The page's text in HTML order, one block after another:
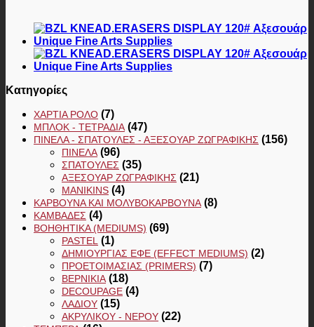
Κατηγορίες
ΧΑΡΤΙΆ ΡΟΛΌ (7)
ΜΠΛΟΚ - ΤΕΤΡΆΔΙΑ (47)
ΠΙΝΈΛΑ - ΣΠΆΤΟΥΛΕΣ - ΑΞΕΣΟΥΆΡ ΖΩΓΡΑΦΙΚΉΣ (156)
ΠΙΝΈΛΑ (96)
ΣΠΆΤΟΥΛΕΣ (35)
ΑΞΕΣΟΥΆΡ ΖΩΓΡΑΦΙΚΉΣ (21)
MANIKINS (4)
ΚΆΡΒΟΥΝΑ ΚΑΙ ΜΟΛΥΒΟΚΆΡΒΟΥΝΑ (8)
ΚΑΜΒΆΔΕΣ (4)
ΒΟΗΘΗΤΙΚΆ (MEDIUMS) (69)
PASTEL (1)
ΔΗΜΙΟΥΡΓΊΑΣ ΕΦΈ (EFFECT MEDIUMS) (2)
ΠΡΟΕΤΟΙΜΑΣΊΑΣ (PRIMERS) (7)
ΒΕΡΝΊΚΙΑ (18)
DECOUPAGE (4)
ΛΑΔΙΟΎ (15)
ΑΚΡΥΛΙΚΟΎ - ΝΕΡΟΎ (22)